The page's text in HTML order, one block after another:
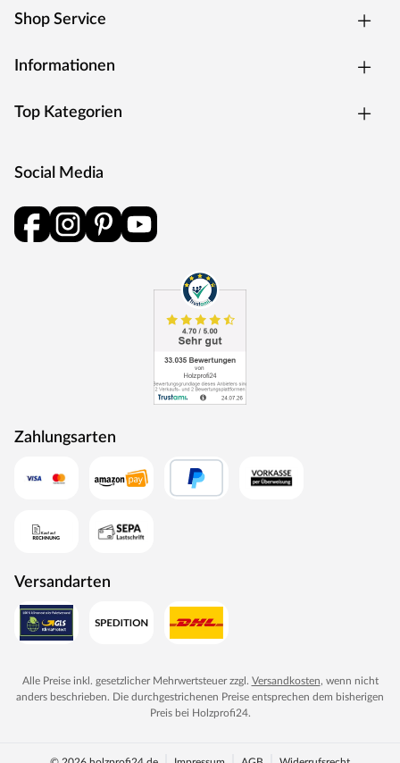
Shop Service
Informationen
Top Kategorien
Social Media
Zahlungsarten
Versandarten
Alle Preise inkl. gesetzlicher Mehrwertsteuer zzgl. Versandkosten, wenn nicht
anders beschrieben. Die durchgestrichenen Preise entsprechen dem bisherigen
Preis bei Holzprofi24.